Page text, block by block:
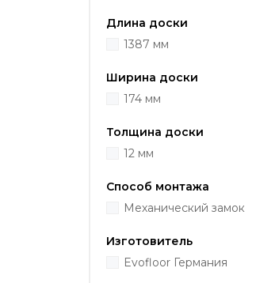
Длина доски
1387 мм
Ширина доски
174 мм
Толщина доски
12 мм
Способ монтажа
Механический замок
Изготовитель
Evofloor Германия